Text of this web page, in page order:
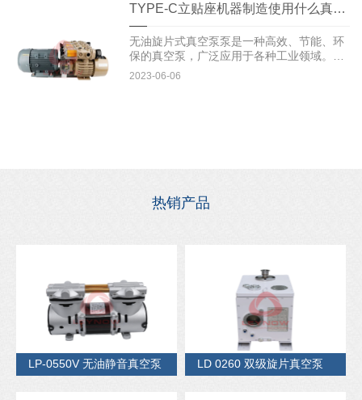
TYPE-C立贴座机器制造使用什么真空泵
无油旋片式真空泵泵是一种高效、节能、环
保的真空泵，广泛应用于各种工业领域。在
TYPE-C立贴座机器制...
2023-06-06
热销产品
LP-0550V 无油静音真空泵 LD 0260 双级旋片真空泵